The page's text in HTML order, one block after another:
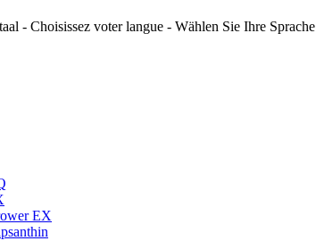
- Choisissez voter langue - Wählen Sie Ihre Sprache
EX